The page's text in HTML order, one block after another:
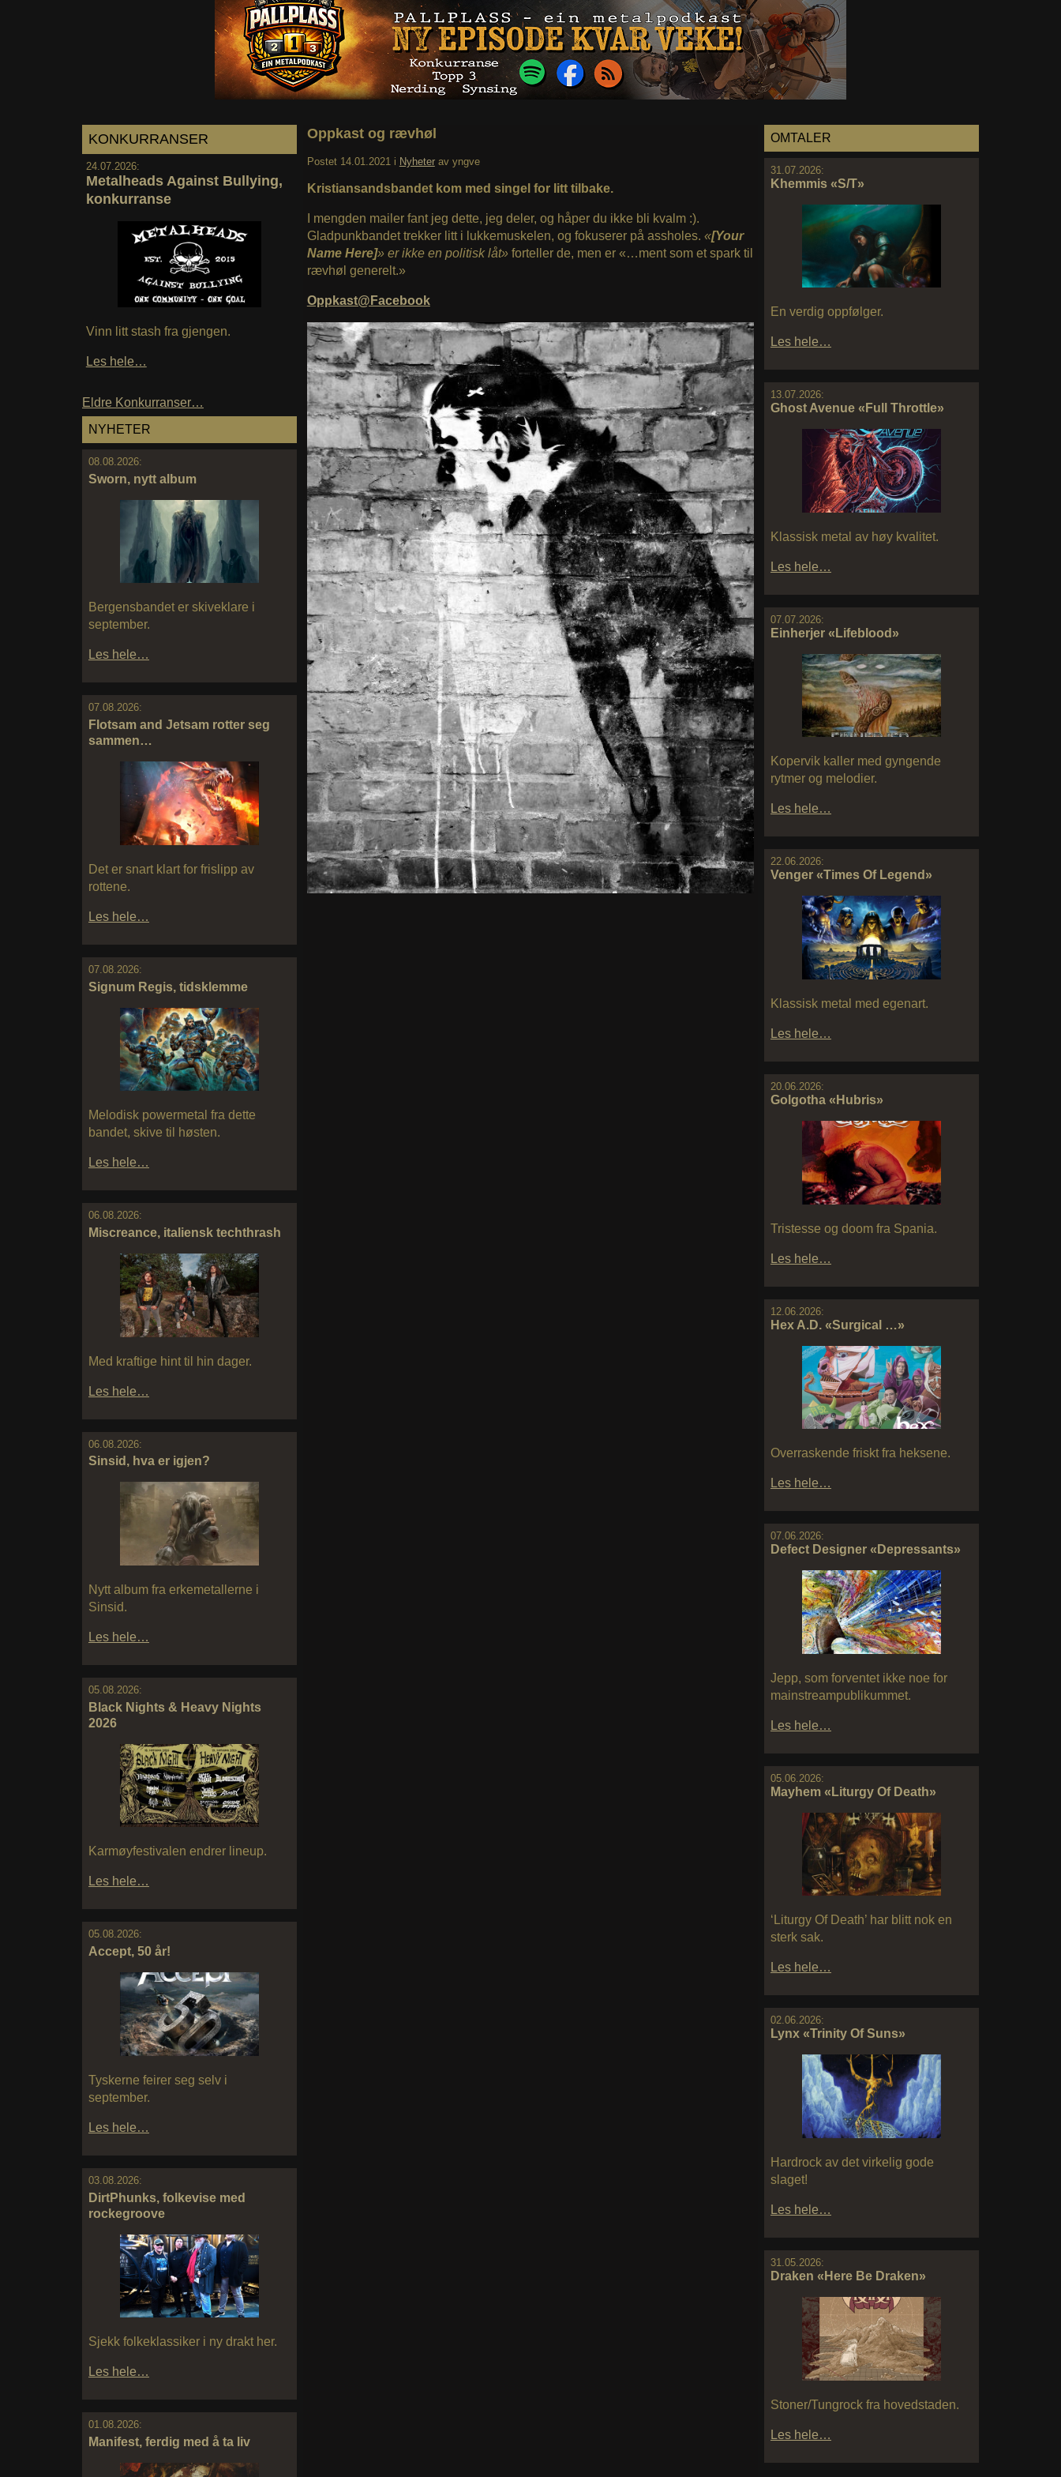
KONKURRANSER
24.07.2026:
Metalheads Against Bullying,
konkurranse
Vinn litt stash fra gjengen.
Les hele…
Eldre Konkurranser…
NYHETER
08.08.2026:
Sworn, nytt album
Bergensbandet er skiveklare i
september.
Les hele…
07.08.2026:
Flotsam and Jetsam rotter seg
sammen…
Det er snart klart for frislipp av
rottene.
Les hele…
07.08.2026:
Signum Regis, tidsklemme
Melodisk powermetal fra dette
bandet, skive til høsten.
Les hele…
06.08.2026:
Miscreance, italiensk techthrash
Med kraftige hint til hin dager.
Les hele…
06.08.2026:
Sinsid, hva er igjen?
Nytt album fra erkemetallerne i
Sinsid.
Les hele…
05.08.2026:
Black Nights & Heavy Nights
2026
Karmøyfestivalen endrer lineup.
Les hele…
05.08.2026:
Accept, 50 år!
Tyskerne feirer seg selv i
september.
Les hele…
03.08.2026:
DirtPhunks, folkevise med
rockegroove
Sjekk folkeklassiker i ny drakt her.
Les hele…
01.08.2026:
Manifest, ferdig med å ta liv
OMTALER
31.07.2026:
Khemmis «S/T»
En verdig oppfølger.
Les hele…
13.07.2026:
Ghost Avenue «Full Throttle»
Klassisk metal av høy kvalitet.
Les hele…
07.07.2026:
Einherjer «Lifeblood»
Kopervik kaller med gyngende
rytmer og melodier.
Les hele…
22.06.2026:
Venger «Times Of Legend»
Klassisk metal med egenart.
Les hele…
20.06.2026:
Golgotha «Hubris»
Tristesse og doom fra Spania.
Les hele…
12.06.2026:
Hex A.D. «Surgical …»
Overraskende friskt fra heksene.
Les hele…
07.06.2026:
Defect Designer «Depressants»
Jepp, som forventet ikke noe for
mainstreampublikummet.
Les hele…
05.06.2026:
Mayhem «Liturgy Of Death»
‘Liturgy Of Death’ har blitt nok en
sterk sak.
Les hele…
02.06.2026:
Lynx «Trinity Of Suns»
Hardrock av det virkelig gode
slaget!
Les hele…
31.05.2026:
Draken «Here Be Draken»
Stoner/Tungrock fra hovedstaden.
Les hele…
Oppkast og rævhøl
Postet 14.01.2021 i Nyheter av yngve
Kristiansandsbandet kom med singel for litt tilbake.
I mengden mailer fant jeg dette, jeg deler, og håper du ikke bli kvalm :).
Gladpunkbandet trekker litt i lukkemuskelen, og fokuserer på assholes. «[Your
Name Here]» er ikke en politisk låt»forteller de, men er «…ment som et spark til
rævhøl generelt.»
Oppkast@Facebook